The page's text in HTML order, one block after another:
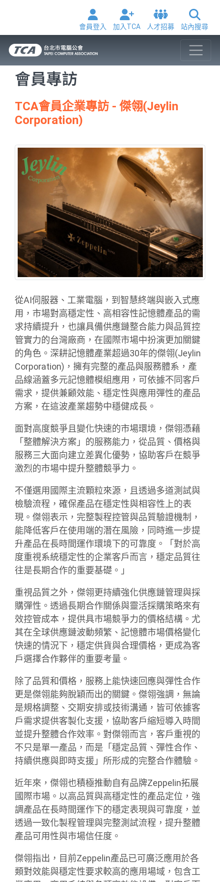
會員登入 加入TCA 人才招募 站內搜尋
會員專訪
TCA會員企業專訪 - 傑翎(Jeylin
Corporation)
從AI伺服器、工業電腦，到智慧終端與嵌入式應
用，市場對高穩定性、高相容性記憶體產品的需
求持續提升，也讓具備供應鏈整合能力與品質控
管實力的台灣廠商，在國際市場中扮演更加關鍵
的角色。深耕記憶體產業超過30年的傑翎(Jeylin
Corporation)，擁有完整的產品與服務體系，產
品線涵蓋多元記憶體模組應用，可依據不同客戶
需求，提供兼顧效能、穩定性與應用彈性的產品
方案，在這波產業趨勢中穩健成長。
面對高度競爭且變化快速的市場環境，傑翎憑藉
「整體解決方案」的服務能力，從品質、價格與
服務三大面向建立差異化優勢，協助客戶在競爭
激烈的市場中提升整體競爭力。
不僅選用國際主流顆粒來源，且透過多道測試與
檢驗流程，確保產品在穩定性與相容性上的表
現。傑翎表示，完整製程控管與品質驗證機制，
能降低客戶在使用端的潛在風險，同時進一步提
升產品在長時間運作環境下的可靠度。「對於高
度重視系統穩定性的企業客戶而言，穩定品質往
往是長期合作的重要基礎。」
重視品質之外，傑翎更持續強化供應鏈管理與採
購彈性。透過長期合作關係與靈活採購策略來有
效控管成本，提供具市場競爭力的價格結構。尤
其在全球供應鏈波動頻繁、記憶體市場價格變化
快速的情況下，穩定供貨與合理價格，更成為客
戶選擇合作夥伴的重要考量。
除了品質和價格，服務上能快速回應與彈性合作
更是傑翎能夠脫穎而出的關鍵。傑翎強調，無論
是規格調整、交期安排或技術溝通，皆可依據客
戶需求提供客製化支援，協助客戶縮短導入時間
並提升整體合作效率。對傑翎而言，客戶重視的
不只是單一產品，而是「穩定品質、彈性合作、
持續供應與即時支援」所形成的完整合作體驗。
近年來，傑翎也積極推動自有品牌Zeppelin拓展
國際市場。以高品質與高穩定性的產品定位，強
調產品在長時間運作下的穩定表現與可靠度，並
透過一致化製程管理與完整測試流程，提升整體
產品可用性與市場信任度。
傑翎指出，目前Zeppelin產品已可廣泛應用於各
類對效能與穩定性要求較高的應用場域，包含工